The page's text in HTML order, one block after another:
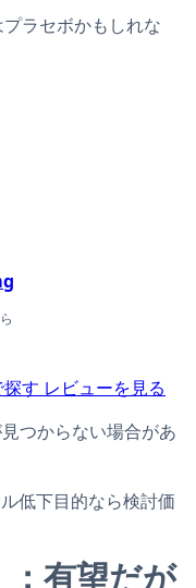
ラセボかもしれな
商品ページへ
す レビューを見る
つからない場合があ
下目的なら検討価
有望だが